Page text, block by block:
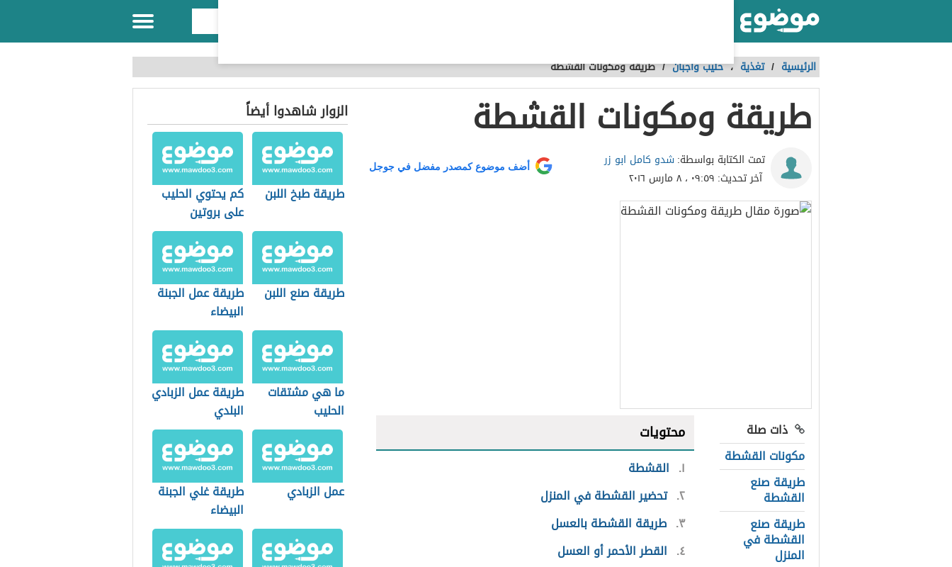
الرئيسية / تغذية ،حليب وأجبان /طريقة ومكونات القشطة
طريقة ومكونات القشطة
تمت الكتابة بواسطة:شدو كامل ابو زر
آخر تحديث: ٠٩:٥٩ ، ٨ مارس ٢٠١٦
أضف موضوع كمصدر مفضل في جوجل
ذات صلة
مكونات القشطة
طريقة صنع
القشطة
طريقة صنع
القشطة في
المنزل
محتويات
١ القشطة
٢ تحضير القشطة في المنزل
٣ طريقة القشطة بالعسل
٤ القطر الأحمر أو العسل
الزوار شاهدوا أيضاً
طريقة طبخ اللبن
كم يحتوي الحليب
على بروتين
طريقة صنع اللبن
طريقة عمل الجبنة
البيضاء
ما هي مشتقات
الحليب
طريقة عمل الزبادي
البلدي
عمل الزبادي
طريقة غلي الجبنة
البيضاء